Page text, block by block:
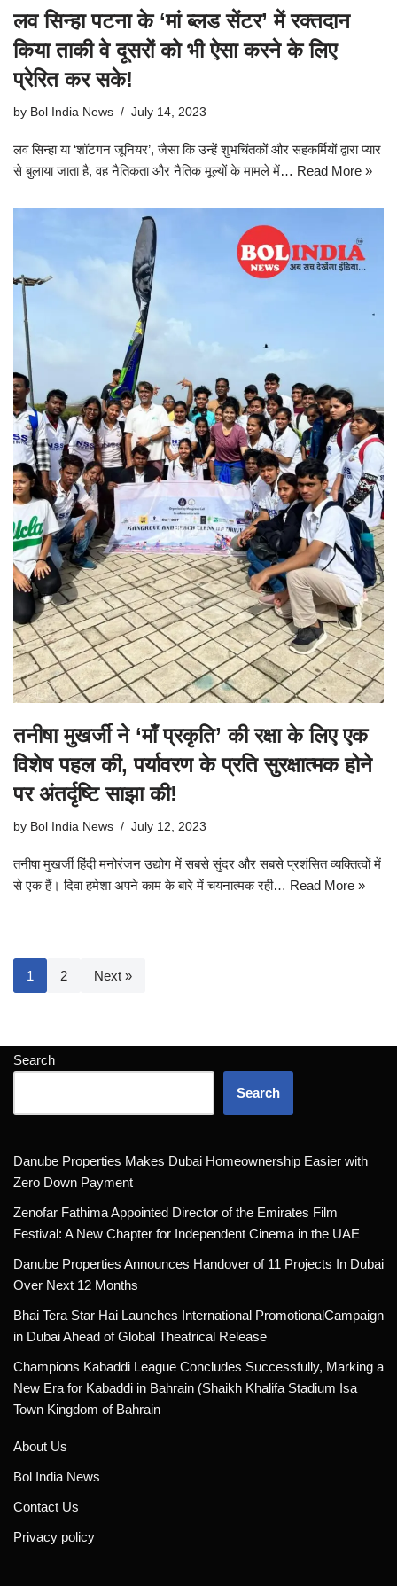
लव सिन्हा पटना के ‘मां ब्लड सेंटर’ में रक्तदान
किया ताकी वे दूसरों को भी ऐसा करने के लिए
प्रेरित कर सके!
by Bol India News July 14, 2023
लव सिन्हा या ‘शॉटगन जूनियर’, जैसा कि उन्हें शुभचिंतकों और सहकर्मियों द्वारा प्यार
से बुलाया जाता है, वह नैतिकता और नैतिक मूल्यों के मामले में… Read More »
तनीषा मुखर्जी ने ‘माँ प्रकृति’ की रक्षा के लिए एक
विशेष पहल की, पर्यावरण के प्रति सुरक्षात्मक होने
पर अंतर्दृष्टि साझा की!
by Bol India News July 12, 2023
तनीषा मुखर्जी हिंदी मनोरंजन उद्योग में सबसे सुंदर और सबसे प्रशंसित व्यक्तित्वों में
से एक हैं। दिवा हमेशा अपने काम के बारे में चयनात्मक रही… Read More »
1 2 Next »
Search
Search
Danube Properties Makes Dubai Homeownership Easier with
Zero Down Payment
Zenofar Fathima Appointed Director of the Emirates Film
Festival: A New Chapter for Independent Cinema in the UAE
Danube Properties Announces Handover of 11 Projects In Dubai
Over Next 12 Months
Bhai Tera Star Hai Launches International PromotionalCampaign
in Dubai Ahead of Global Theatrical Release
Champions Kabaddi League Concludes Successfully, Marking a
New Era for Kabaddi in Bahrain (Shaikh Khalifa Stadium Isa
Town Kingdom of Bahrain
About Us
Bol India News
Contact Us
Privacy policy